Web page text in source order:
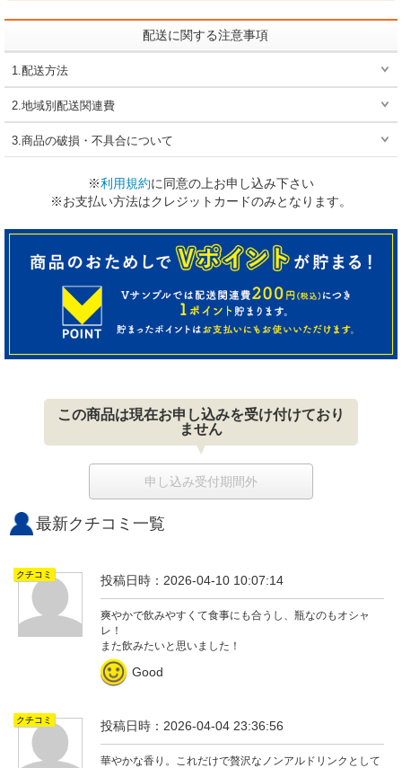
配送に関する注意事項
1.配送方法
2.地域別配送関連費
3.商品の破損・不具合について
※利用規約に同意の上お申し込み下さい
※お支払い方法はクレジットカードのみとなります。
この商品は現在お申し込みを受け付けており
ません
申し込み受付期間外
最新クチコミ一覧
クチコミ 投稿日時：2026-04-10 10:07:14
爽やかで飲みやすくて食事にも合うし、瓶なのもオシャ
レ！
また飲みたいと思いました！
Good
クチコミ 投稿日時：2026-04-04 23:36:56
華やかな香り。これだけで贅沢なノンアルドリンクとして